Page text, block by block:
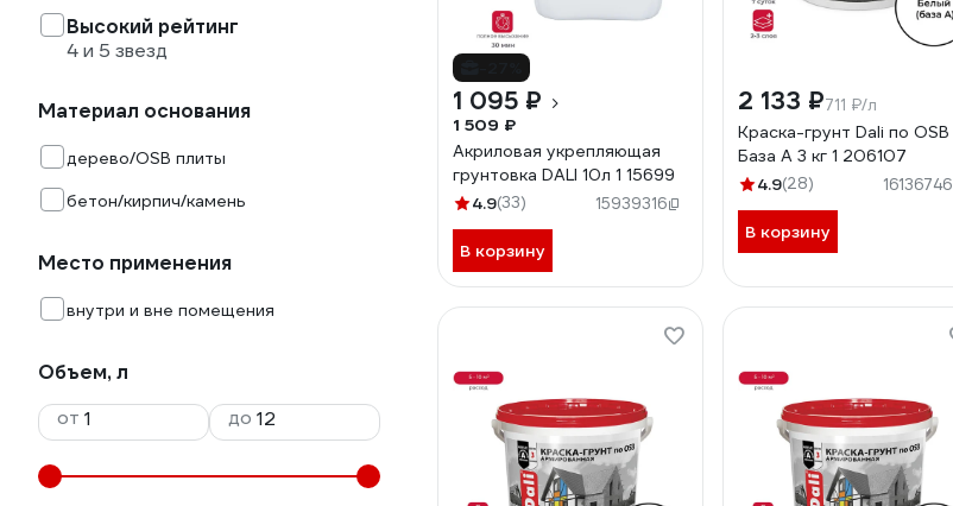
Высокий рейтинг
4 и 5 звезд
Материал основания
дерево/OSB плиты
бетон/кирпич/камень
Место применения
внутри и вне помещения
Объем, л
от
до
1 095 ₽
1 509 ₽
Акриловая укрепляющая
грунтовка DALI 10л 1 15699
4.9(33) 15939316
В корзину
2 133 ₽711 ₽/л
Краска-грунт Dali по OSB
База А 3 кг 1 206107
4.9(28) 16136746
В корзину